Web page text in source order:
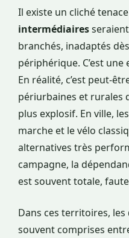
Il existe un cliché
intermédiaires
branchés, inadaptés
périphérique. C’est une
En réalité, c’est peut-
périurbaines et rurales
plus explosif. En ville,
marche et le vélo
alternatives très
campagne, la
est souvent totale,
Dans ces territoires,
souvent comprises